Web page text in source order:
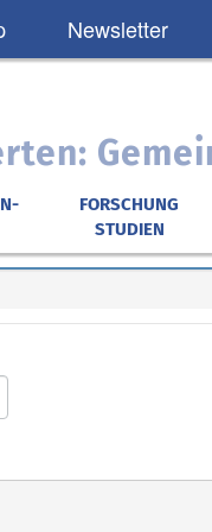
Newsletter
FORSCHUNG
STUDIEN